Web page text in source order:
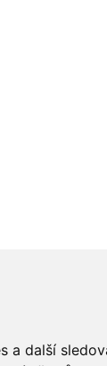
a další